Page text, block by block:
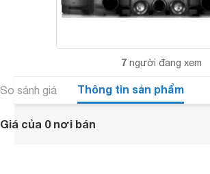
7 người đang xem
So sánh giá Thông tin sản phẩm
Giá của 0 nơi bán